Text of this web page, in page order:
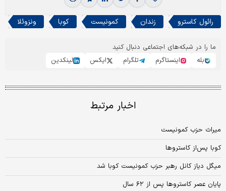
رائول کاسترو زندان کمونیست کوبا ونزوئلا
ما را در شبکه‌های اجتماعی دنبال کنید
بله
اینستاگرم تلگرام ایکس لینکدین
اخبار مرتبط
میراث حزب کمونیست
کوبا پس‌از کاستروها
میگل دیاز کانل رهبر حزب کمونیست کوبا شد
پایان عصر کاستروها پس از ۶۲ سال